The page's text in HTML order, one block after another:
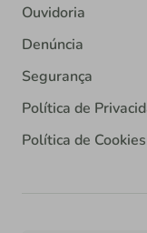
Ouvidoria
Denúncia
Segurança
Política de
Política de Cookies